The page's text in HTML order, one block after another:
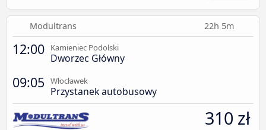
Modultrans 22h 5m
12:00 Kamieniec Podolski
Dworzec Główny
09:05 Włocławek
Przystanek autobusowy
310 zł